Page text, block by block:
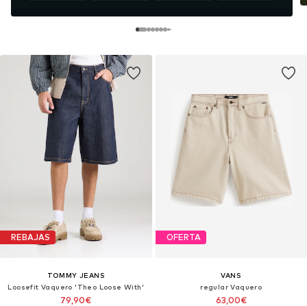
REBAJAS
TOMMY JEANS
Loosefit Vaquero 'Theo Loose With'
79,90€
OFERTA
VANS
regular Vaquero
63,00€